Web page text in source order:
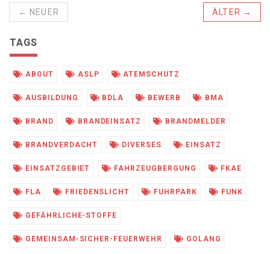
← NEUER ÄLTER →
TAGS
ABOUT ASLP ATEMSCHUTZ
AUSBILDUNG BDLA BEWERB BMA
BRAND BRANDEINSATZ BRANDMELDER
BRANDVERDACHT DIVERSES EINSATZ
EINSATZGEBIET FAHRZEUGBERGUNG FKAE
FLA FRIEDENSLICHT FUHRPARK FUNK
GEFÄHRLICHE-STOFFE
GEMEINSAM-SICHER-FEUERWEHR GOLANG